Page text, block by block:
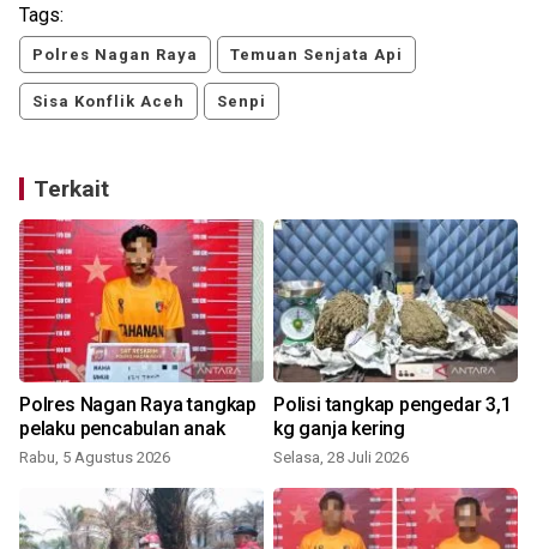
Tags:
Polres Nagan Raya Temuan Senjata Api
Sisa Konflik Aceh Senpi
Terkait
Polres Nagan Raya tangkap
pelaku pencabulan anak
Rabu, 5 Agustus 2026
Polisi tangkap pengedar 3,1
kg ganja kering
Selasa, 28 Juli 2026